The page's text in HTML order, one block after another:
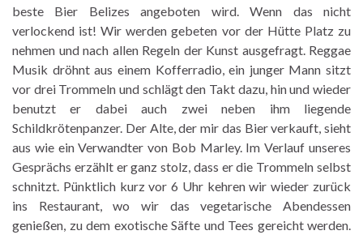
beste Bier Belizes angeboten wird. Wenn das nicht
verlockend ist! Wir werden gebeten vor der Hütte Platz zu
nehmen und nach allen Regeln der Kunst ausgefragt. Reggae
Musik dröhnt aus einem Kofferradio, ein junger Mann sitzt
vor drei Trommeln und schlägt den Takt dazu, hin und wieder
benutzt er dabei auch zwei neben ihm liegende
Schildkrötenpanzer. Der Alte, der mir das Bier verkauft, sieht
aus wie ein Verwandter von Bob Marley. Im Verlauf unseres
Gesprächs erzählt er ganz stolz, dass er die Trommeln selbst
schnitzt. Pünktlich kurz vor 6 Uhr kehren wir wieder zurück
ins Restaurant, wo wir das vegetarische Abendessen
genießen, zu dem exotische Säfte und Tees gereicht werden.